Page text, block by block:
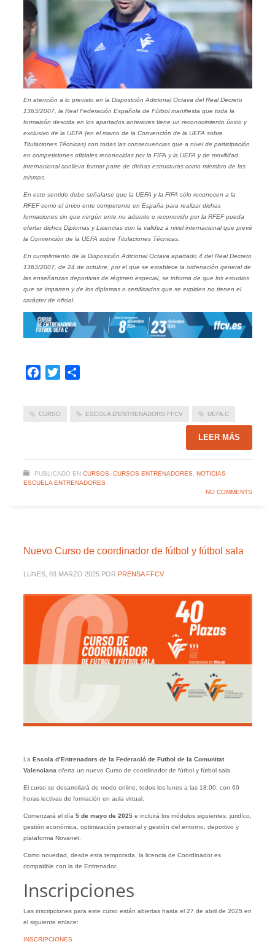
En atención a lo previsto en la Disposición Adicional Octava del Real Decreto
1363/2007, la Real Federación Española de Fútbol manifiesta que toda la
formaicón descrita en los apartados anteriores tiene un reconocimiento único y
exclusivo de la UEFA (en el marco de la Convención de la UEFA sobre
Titulaciones Técnicas) con todas las consecuencias que a nivel de participación
en competiciones oficiales reconocidas por la FIFA y la UEFA y de movilidad
internacional conlleva formar parte de dichas estructuras como miembro de las
mismas.
En este sentido debe señalarse que la UEFA y la FIFA sólo reconocen a la
RFEF como el único ente competente en España para realizar dichas
formaciones sin que ningún ente no adscrito o reconocido por la RFEF pueda
ofertar dichos Diplomas y Licencias con la validez a nivel internacional que prevé
la Convención de la UEFA sobre Titulaciones Técnicas.
En cumplimiento de la Disposición Adicional Octava apartado 4 del Real Decreto
1363/2007, de 24 de octubre, por el que se establece la ordenación general de
las enseñanzas deportivas de régimen especial, se informa de que los estudios
que se imparten y de los diplomas o certificados que se expiden no tienen el
carácter de oficial.
Facebook
Twitter
CURSO ESCOLA D'ENTRENADORS FFCV UEFA C
LEER MÁS
PUBLICADO EN CURSOS, CURSOS ENTRENADORES, NOTICIAS
ESCUELA ENTRENADORES
NO COMMENTS
Nuevo Curso de coordinador de fútbol y fútbol sala
LUNES, 03 MARZO 2025 POR PRENSA FFCV
La Escola d’Entrenadors de la Federació de Futbol de la Comunitat
Valenciana oferta un nuevo Curso de coordinador de fútbol y fútbol sala.
El curso se desarrollará de modo online, todos los lunes a las 18:00, con 60
horas lectivas de formación en aula virtual.
Comenzará el día 5 de mayo de 2025e incluirá los módulos siguientes: juridíco,
gestión económica, optimización personal y gestión del entorno, deportivo y
plataforma Novanet.
Como novedad, desde esta temporada, la licencia de Coordinador es
compatible con la de Entrenador.
Inscripciones
Las inscripciones para este curso están abiertas hasta el 27 de abril de 2025 en
el siguiente enlace:
INSCRIPCIONES